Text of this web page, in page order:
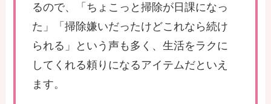
るので、「ちょこっと掃除が日課になっ
た」「掃除嫌いだったけどこれなら続け
られる」という声も多く、生活をラクに
してくれる頼りになるアイテムだといえ
ます。